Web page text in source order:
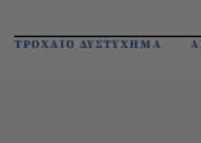
ΤΡΟΧΑΙΟ ΔΥΣΤΥΧΗΜΑ